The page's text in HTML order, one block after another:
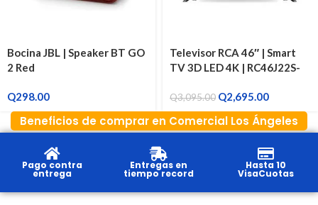
Bocina JBL | Speaker BT GO
2 Red
Q298.00
Televisor RCA 46″ | Smart
TV 3D LED 4K | RC46J22S-
Q3,095.00 Q2,695.00
Beneficios de comprar en Comercial Los Ángeles
Pago contra
entrega
Entregas en
tiempo record
Hasta 10
VisaCuotas